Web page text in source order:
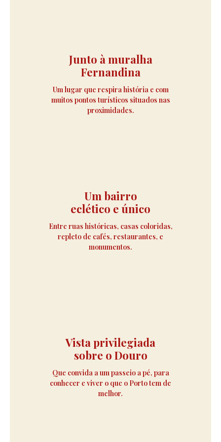
Junto à muralha
Fernandina
Um lugar que respira história e com
muitos pontos turísticos situados nas
proximidades.
Um bairro
eclético e único
Entre ruas históricas, casas coloridas,
repleto de cafés, restaurantes, e
monumentos.
Vista privilegiada
sobre o Douro
Que convida a um passeio a pé, para
conhecer e viver o que o Porto tem de
melhor.